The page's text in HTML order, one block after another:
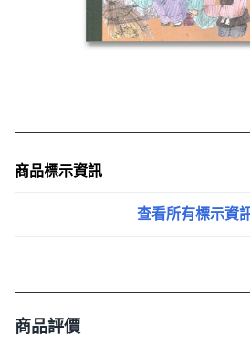
商品標示資訊
查看所有標示資
商品評價